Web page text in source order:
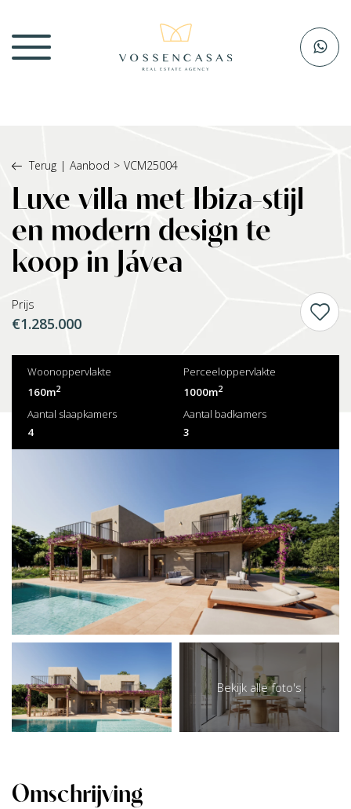
Terug | Aanbod > VCM25004
Luxe villa met Ibiza-stijl
en modern design te
koop in Jávea
Prijs
€1.285.000
Woonoppervlakte
160m2
Perceeloppervlakte
1000m2
Aantal slaapkamers
4
Aantal badkamers
3
Bekijk alle foto's
Omschrijving